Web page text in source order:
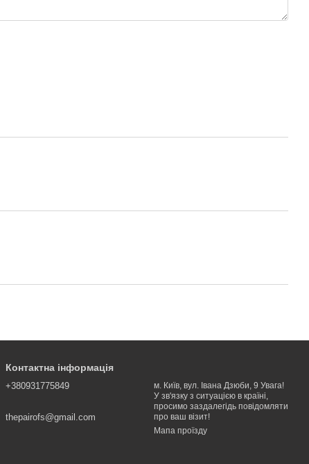
Контактна інформація
+380931775849
thepairofs@gmail.com
м. Київ, вул. Івана Дзюби, 9 Увага!
У зв'язку з ситуацією в країні,
просимо заздалегідь повідомляти
про ваш візит!
Мапа проїзду